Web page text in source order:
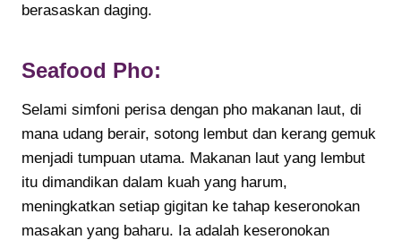
berasaskan daging.
Seafood Pho:
Selami simfoni perisa dengan pho makanan laut, di
mana udang berair, sotong lembut dan kerang gemuk
menjadi tumpuan utama. Makanan laut yang lembut
itu dimandikan dalam kuah yang harum,
meningkatkan setiap gigitan ke tahap keseronokan
masakan yang baharu. Ia adalah keseronokan